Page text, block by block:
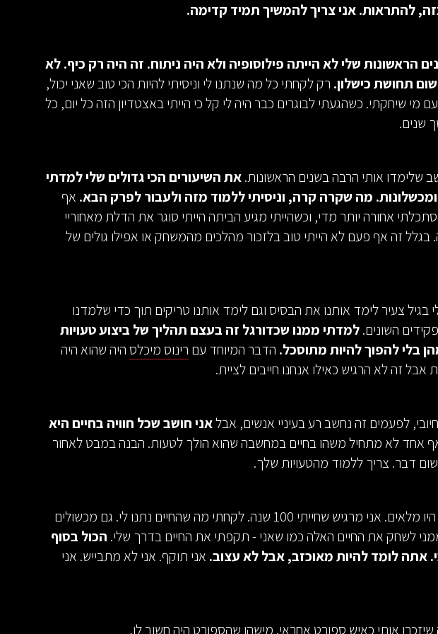
להתראות. אני צריך להמשיך תמיד קדימה.
השנים הראשונות שלי לא הייתה פילוסופיה ולא היה ניתוח. זה היה רק כיף. לא
תחושת כישלון. רק לקחתי כל מה שנתנו לי וניסיתי להיות הכי טוב שאני יכול,
מי שיחקתי. כשהגעתי לבוגרים כבר היה לי קל כי הייתי באצטדיון הזה כל יום, כל
שנים.
שלימדו אותי הרבה בשנים הראשונות.את השיעורים הכי גדולים שלי למדתי
מה שקרה קרה, וניסיתי ללמוד מזה ולעבור לפרק הבא. אף
אחורה יותר מדי, וכשהייתי מגיע הביתה הייתי סוגר את הדלת מאחוריי
בגלל זה אף פעם לא הייתי טוב בלזכור מהלכים מהמשחק או אפילו גולים של
בגיל צעיר לימד אותנו את הבסיס וגם לימד אותנו טריקים תוך כדי שלמדנו
השונים.למדתי ממנו שכדורגל זה בעצם תהליך של ביצוע טעויות
בלי להפוך להיות מתוסכל. הדבר המיוחד עם רינוס מיכלס היה שהוא היה
אבל זה לא הרגיש כאילו אנחנו חייבים לציית.
לפעמים זה נחשב רע בעיניי אנשים, אבלאני חושב שכל חוויה בחיים היא
אחד לא מתחיל משהו בחיים במחשבה שהוא הולך לטעות. הבנה במבט לאחור
דבר. צריך ללמוד מהטעויות שלך.
החיים שלי היו מלאים. אני מרגיש שחייתי 100 שנה. לקחתי מה שהחיים נתנו לי. גם מכשולים
לשחק את החיים האלה כמו שאני - תקפתי את החיים בדרך שלי. הכול בסוף
אתה לומד להיות מאוכזב, אבל לא עצוב. אני תוקף. אני לא מתבייש. אני
שיזכרו אותי כאיש ספורט אחראי. מישהו שהספורט היה חשוב לו.